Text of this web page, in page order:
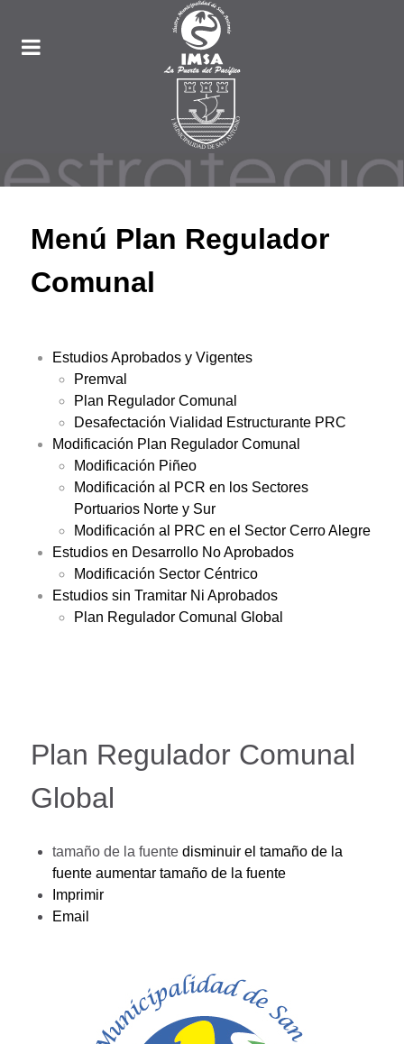
Menú Plan Regulador
Comunal
Estudios Aprobados y Vigentes
Premval
Plan Regulador Comunal
Desafectación Vialidad Estructurante PRC
Modificación Plan Regulador Comunal
Modificación Piñeo
Modificación al PCR en los Sectores
Portuarios Norte y Sur
Modificación al PRC en el Sector Cerro Alegre
Estudios en Desarrollo No Aprobados
Modificación Sector Céntrico
Estudios sin Tramitar Ni Aprobados
Plan Regulador Comunal Global
Plan Regulador Comunal
Global
tamaño de la fuente disminuir el tamaño de la
fuente aumentar tamaño de la fuente
Imprimir
Email